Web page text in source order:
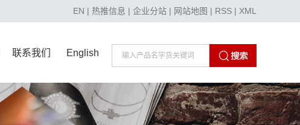
EN | 热推信息 | 企业分站 | 网站地图 | RSS | XML
联系我们 English